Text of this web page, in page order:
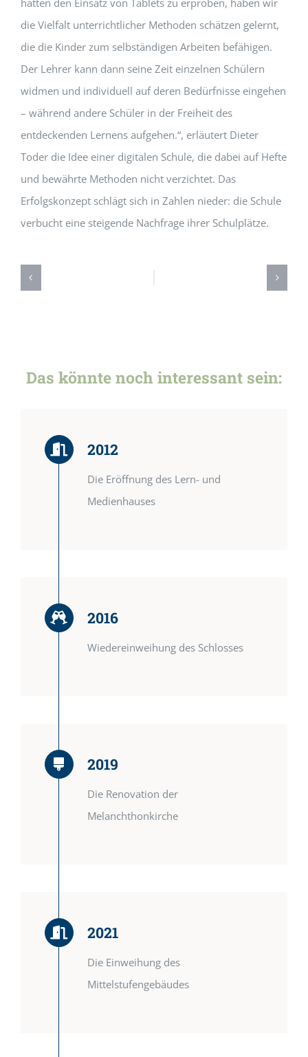
die Vielfalt unterrichtlicher Methoden schätzen gelernt,
die die Kinder zum selbständigen Arbeiten befähigen.
Der Lehrer kann dann seine Zeit einzelnen Schülern
widmen und individuell auf deren Bedürfnisse eingehen
– während andere Schüler in der Freiheit des
entdeckenden Lernens aufgehen.“, erläutert Dieter
Toder die Idee einer digitalen Schule, die dabei auf Hefte
und bewährte Methoden nicht verzichtet. Das
Erfolgskonzept schlägt sich in Zahlen nieder: die Schule
verbucht eine steigende Nachfrage ihrer Schulplätze.
Das könnte noch interessant sein:
2012
Die Eröffnung des Lern- und
Medienhauses
2016
Wiedereinweihung des Schlosses
2019
Die Renovation der
Melanchthonkirche
2021
Die Einweihung des
Mittelstufengebäudes